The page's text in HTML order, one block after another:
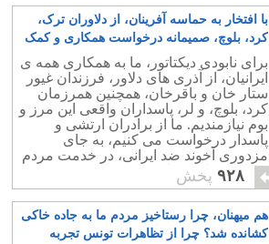
با افتخار به حماسه آفرینان، از دلاوران ترک،
کرد، بلوچ، صمیمانه درخواست همکاری و کمک
داریم
برای نابودی دیکتاتور، ما به همکاری همه ی
ایرانیان، از آذری های دلاور، فرزندان غیور
ستار خان و باقرخان، همچنین همرزمان
کرد، بلوچ، و لر، پاسداران واقعی این مرز و
بوم نیازمندیم. ما از برادران ارتشی و
پاسدار درخواست می کنیم، به جای
مزدوری آخوند ضد ایرانی، در خدمت مردم
شرافتمند ایران باشند.
۹۲۸ پخش
هم میهنان، چرا رستاخیز مردم ما به جاده خاکی
کشانده شد؟ چرا از تظاهرات تونس تجربه